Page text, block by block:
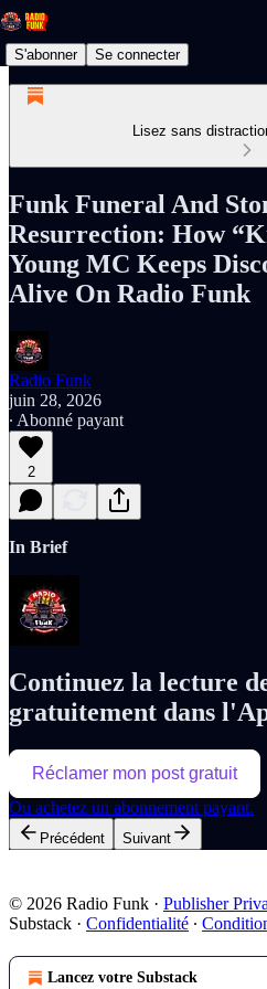
S'abonner Se connecter
Lisez sans
Funk Funeral And
Resurrection: How
Young MC Keeps
Alive On Radio Funk
Radio Funk
juin 28, 2026
∙ Abonné payant
2
In Brief
Continuez la lecture
gratuitement dans
Réclamer mon post gratuit
Ou achetez un abonnement payant.
Précédent Suivant
© 2026 Radio Funk · Publisher
Substack · Confidentialité ∙
Lancez votre Substack